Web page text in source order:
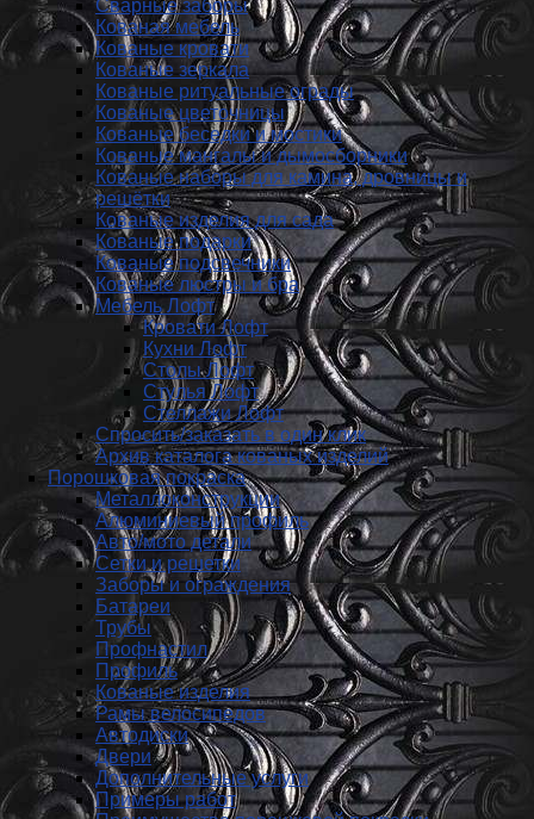
Сварные заборы
Кованая мебель
Кованые кровати
Кованые зеркала
Кованые ритуальные ограды
Кованые цветочницы
Кованые беседки и мостики
Кованые мангалы и дымосборники
Кованые наборы для камина, дровницы и
решётки
Кованые изделия для сада
Кованые подарки
Кованые подсвечники
Кованые люстры и бра
Мебель Лофт
Кровати Лофт
Кухни Лофт
Столы Лофт
Стулья Лофт
Стеллажи Лофт
Спросить/заказать в один клик
Архив каталога кованых изделий
Порошковая покраска
Металлоконструкции
Алюминиевый профиль
Авто/мото детали
Сетки и решетки
Заборы и ограждения
Батареи
Трубы
Профнастил
Профиль
Кованые изделия
Рамы велосипедов
Автодиски
Двери
Дополнительные услуги
Примеры работ